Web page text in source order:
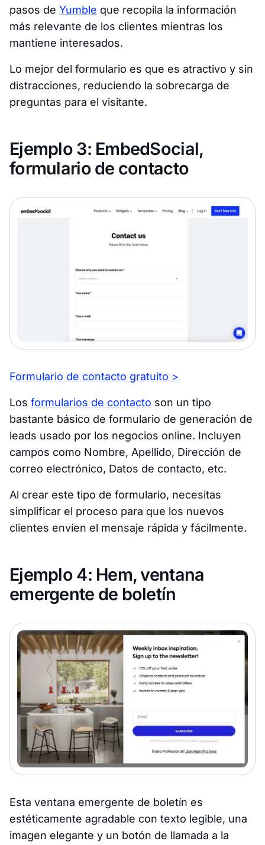
pasos de Yumble que recopila la información
más relevante de los clientes mientras los
mantiene interesados.
Lo mejor del formulario es que es atractivo y sin
distracciones, reduciendo la sobrecarga de
preguntas para el visitante.
Ejemplo 3: EmbedSocial,
formulario de contacto
Formulario de contacto gratuito >
Los formularios de contacto son un tipo
bastante básico de formulario de generación de
leads usado por los negocios online. Incluyen
campos como Nombre, Apellido, Dirección de
correo electrónico, Datos de contacto, etc.
Al crear este tipo de formulario, necesitas
simplificar el proceso para que los nuevos
clientes envíen el mensaje rápida y fácilmente.
Ejemplo 4: Hem, ventana
emergente de boletín
Esta ventana emergente de boletín es
estéticamente agradable con texto legible, una
imagen elegante y un botón de llamada a la